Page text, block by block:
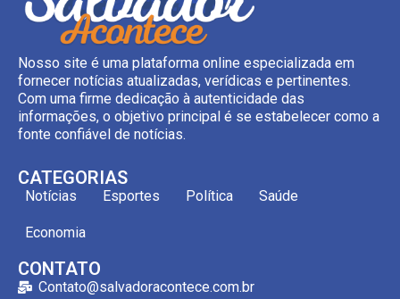
Nosso site é uma plataforma online especializada em
fornecer notícias atualizadas, verídicas e pertinentes.
Com uma firme dedicação à autenticidade das
informações, o objetivo principal é se estabelecer como a
fonte confiável de notícias.
CATEGORIAS
Notícias Esportes Política Saúde
Economia
CONTATO
Contato@salvadoracontece.com.br